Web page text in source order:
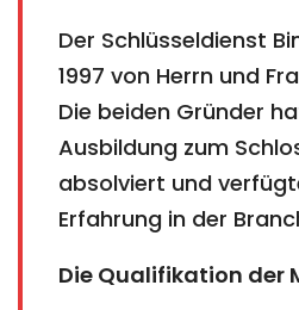
Der Schlüsseldienst
1997 von Herrn und
Die beiden Gründer
Ausbildung zum
absolviert und
Erfahrung in der
Die Qualifikation der